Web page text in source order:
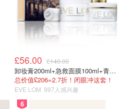
£56.00 £140.00
卸妆膏200ml+急救面膜100ml+青春面霜15ml
总价值£206=2.7折！闭眼冲这套！
EVE LOM 997人感兴趣
6